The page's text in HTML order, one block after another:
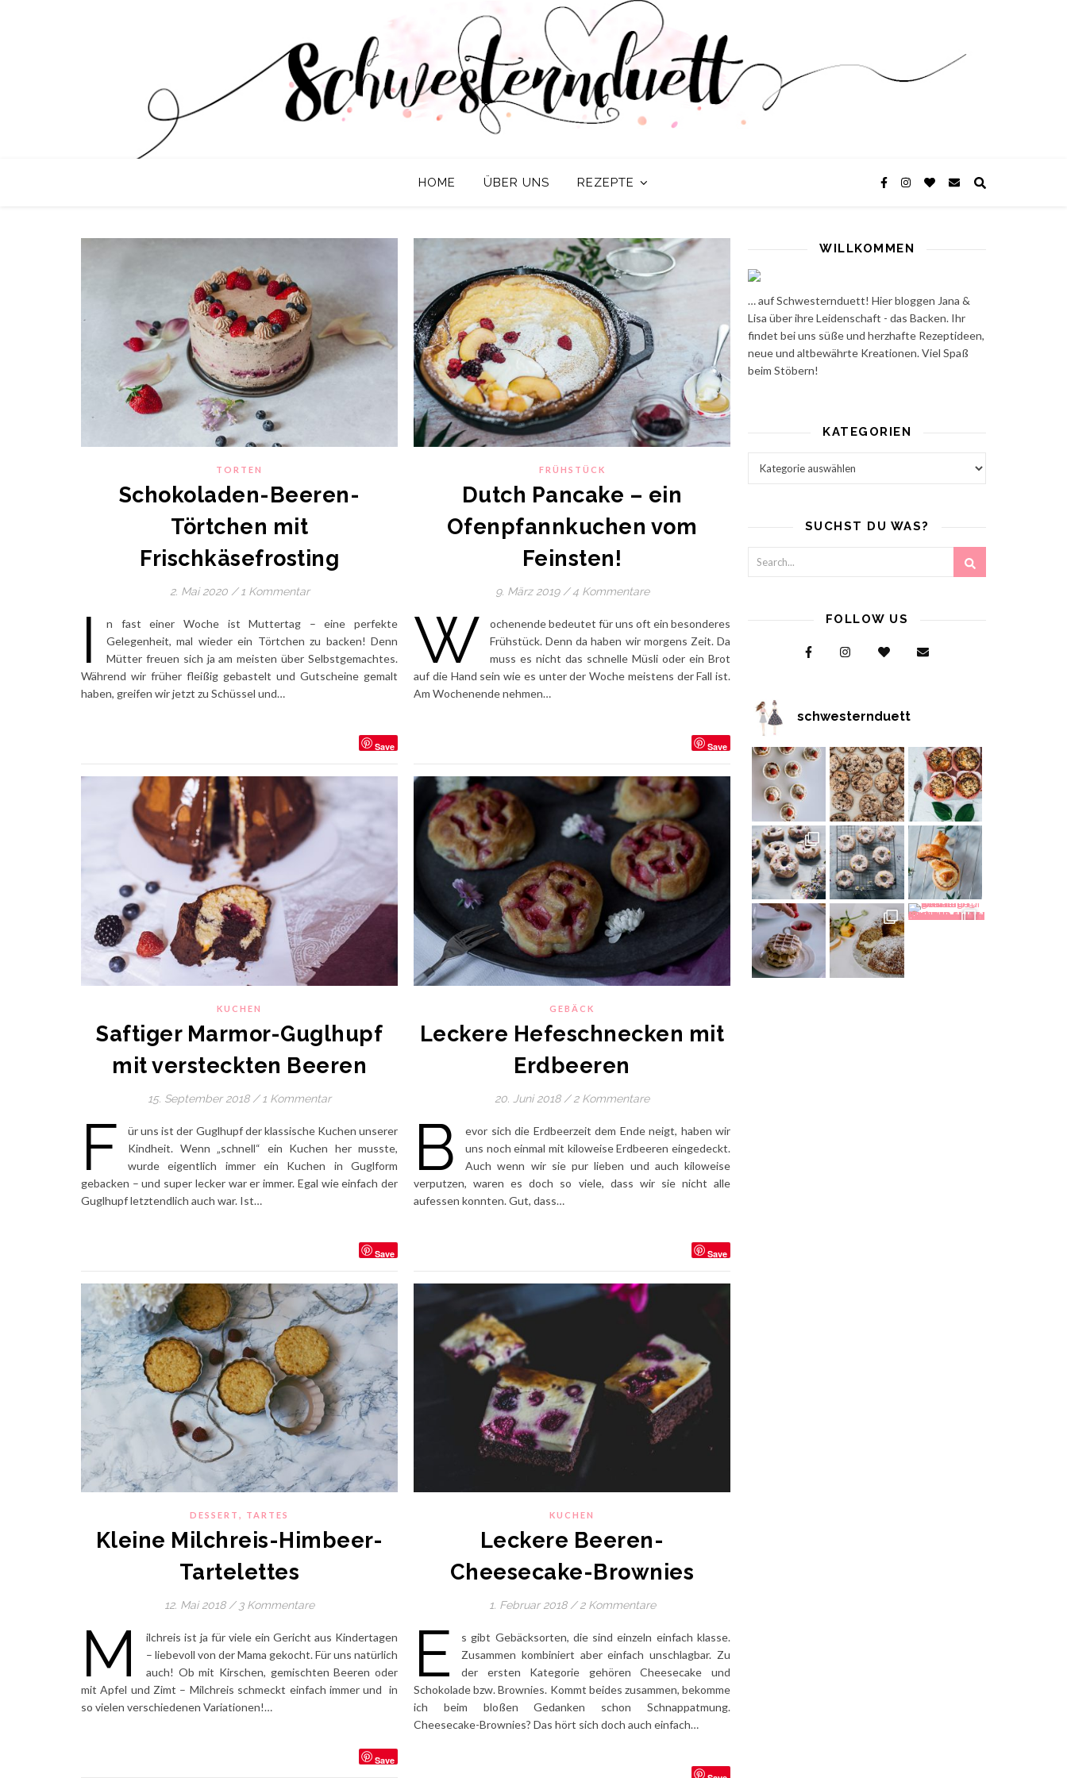
HOME ÜBER UNS REZEPTE
TORTEN
Schokoladen-Beeren-
Törtchen mit
Frischkäsefrosting
2. Mai 2020 / 1 Kommentar
I
n fast einer Woche ist Muttertag – eine perfekte
Gelegenheit, mal wieder ein Törtchen zu backen! Denn
Mütter freuen sich ja am meisten über Selbstgemachtes.
Während wir früher fleißig gebastelt und Gutscheine gemalt
haben, greifen wir jetzt zu Schüssel und…
Save
FRÜHSTÜCK
Dutch Pancake – ein
Ofenpfannkuchen vom
Feinsten!
9. März 2019 / 4 Kommentare
W
ochenende bedeutet für uns oft ein besonderes
Frühstück. Denn da haben wir morgens Zeit. Da
muss es nicht das schnelle Müsli oder ein Brot
auf die Hand sein wie es unter der Woche meistens der Fall ist.
Am Wochenende nehmen…
Save
KUCHEN
Saftiger Marmor-Guglhupf
mit versteckten Beeren
15. September 2018 / 1 Kommentar
F
ür uns ist der Guglhupf der klassische Kuchen unserer
Kindheit. Wenn „schnell“ ein Kuchen her musste,
wurde eigentlich immer ein Kuchen in Guglform
gebacken – und super lecker war er immer. Egal wie einfach der
Guglhupf letztendlich auch war. Ist…
Save
GEBÄCK
Leckere Hefeschnecken mit
Erdbeeren
20. Juni 2018 / 2 Kommentare
B
evor sich die Erdbeerzeit dem Ende neigt, haben wir
uns noch einmal mit kiloweise Erdbeeren eingedeckt.
Auch wenn wir sie pur lieben und auch kiloweise
verputzen, waren es doch so viele, dass wir sie nicht alle
aufessen konnten. Gut, dass…
Save
DESSERT , TARTES
Kleine Milchreis-Himbeer-
Tartelettes
12. Mai 2018 / 3 Kommentare
M
ilchreis ist ja für viele ein Gericht aus Kindertagen
– liebevoll von der Mama gekocht. Für uns natürlich
auch! Ob mit Kirschen, gemischten Beeren oder
mit Apfel und Zimt – Milchreis schmeckt einfach immer und in
so vielen verschiedenen Variationen!…
Save
KUCHEN
Leckere Beeren-
Cheesecake-Brownies
1. Februar 2018 / 2 Kommentare
E
s gibt Gebäcksorten, die sind einzeln einfach klasse.
Zusammen kombiniert aber einfach unschlagbar. Zu
der ersten Kategorie gehören Cheesecake und
Schokolade bzw. Brownies. Kommt beides zusammen, bekomme
ich beim bloßen Gedanken schon Schnappatmung.
Cheesecake-Brownies? Das hört sich doch auch einfach…
WILLKOMMEN
… auf Schwesternduett! Hier bloggen Jana &
Lisa über ihre Leidenschaft - das Backen. Ihr
findet bei uns süße und herzhafte Rezeptideen,
neue und altbewährte Kreationen. Viel Spaß
beim Stöbern!
KATEGORIEN
SUCHST DU WAS?
FOLLOW US
schwesternduett